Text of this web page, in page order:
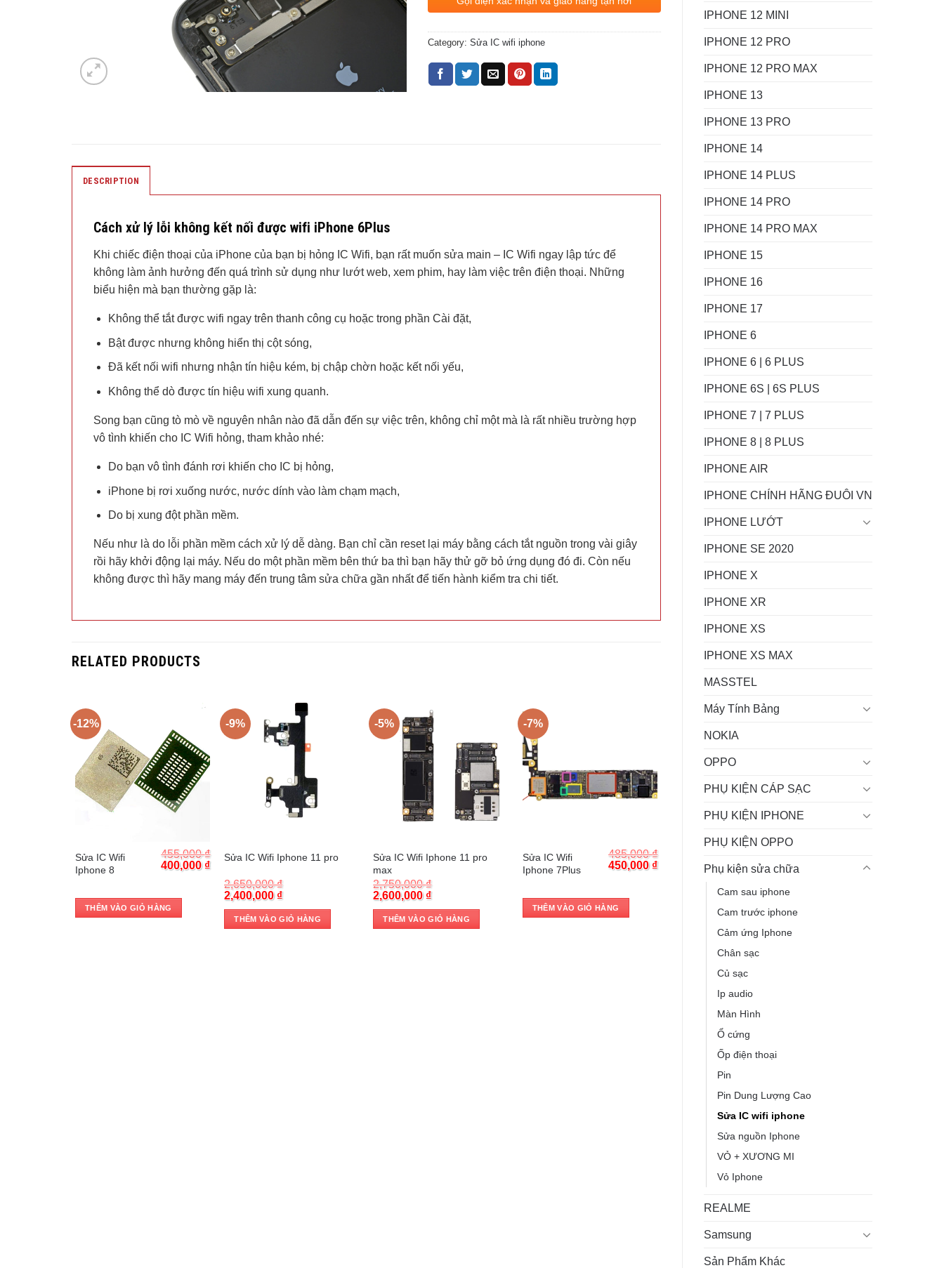
IPHONE 12 MINI
IPHONE 12 PRO
IPHONE 12 PRO MAX
IPHONE 13
IPHONE 13 PRO
IPHONE 14
IPHONE 14 PLUS
IPHONE 14 PRO
IPHONE 14 PRO MAX
IPHONE 15
IPHONE 16
IPHONE 17
IPHONE 6
IPHONE 6 | 6 PLUS
IPHONE 6S | 6S PLUS
IPHONE 7 | 7 PLUS
IPHONE 8 | 8 PLUS
IPHONE AIR
IPHONE CHÍNH HÃNG ĐUÔI VN
IPHONE LƯỚT
IPHONE SE 2020
IPHONE X
IPHONE XR
IPHONE XS
IPHONE XS MAX
MASSTEL
Máy Tính Bảng
NOKIA
OPPO
PHỤ KIỆN CÁP SẠC
PHỤ KIỆN IPHONE
PHỤ KIỆN OPPO
Phụ kiện sửa chữa
Cam sau iphone
Cam trước iphone
Cảm ứng Iphone
Chân sạc
Củ sạc
Ip audio
Màn Hình
Ổ cứng
Ốp điện thoại
Pin
Pin Dung Lượng Cao
Sửa IC wifi iphone
Sửa nguồn Iphone
VỎ + XƯƠNG MI
Vỏ Iphone
REALME
Samsung
Sản Phẩm Khác
Category: Sửa IC wifi iphone
DESCRIPTION
Cách xử lý lỗi không kết nối được wifi iPhone 6Plus
Khi chiếc điện thoại của iPhone của bạn bị hỏng IC Wifi, bạn rất muốn sửa main – IC Wifi ngay lập tức để
không làm ảnh hưởng đến quá trình sử dụng như lướt web, xem phim, hay làm việc trên điện thoại. Những
biểu hiện mà bạn thường gặp là:
Không thể tắt được wifi ngay trên thanh công cụ hoặc trong phần Cài đặt,
Bật được nhưng không hiển thị cột sóng,
Đã kết nối wifi nhưng nhận tín hiệu kém, bị chập chờn hoặc kết nối yếu,
Không thể dò được tín hiệu wifi xung quanh.
Song bạn cũng tò mò về nguyên nhân nào đã dẫn đến sự việc trên, không chỉ một mà là rất nhiều trường hợp
vô tình khiến cho IC Wifi hỏng, tham khảo nhé:
Do bạn vô tình đánh rơi khiến cho IC bị hỏng,
iPhone bị rơi xuống nước, nước dính vào làm chạm mạch,
Do bị xung đột phần mềm.
Nếu như là do lỗi phần mềm cách xử lý dễ dàng. Bạn chỉ cần reset lại máy bằng cách tắt nguồn trong vài giây
rồi hãy khởi động lại máy. Nếu do một phần mềm bên thứ ba thì bạn hãy thử gỡ bỏ ứng dụng đó đi. Còn nếu
không được thì hãy mang máy đến trung tâm sửa chữa gần nhất để tiến hành kiểm tra chi tiết.
RELATED PRODUCTS
-12%
Sửa IC Wifi
Iphone 8
455,000₫
Original
price
455,000 ₫.
400,000 ₫Current
400,000 ₫.
THÊM VÀO GIỎ HÀNG
-9%
Sửa IC Wifi Iphone 11 pro
2,650,000₫
Original
price
was:
2,650,000 ₫.
2,400,000 ₫Current
is:
2,400,000 ₫.
THÊM VÀO GIỎ HÀNG
-5%
Sửa IC Wifi Iphone 11 pro
max
2,750,000₫
Original
price
was:
2,750,000 ₫.
2,600,000 ₫Current
is:
2,600,000 ₫.
THÊM VÀO GIỎ HÀNG
-7%
Sửa IC Wifi
Iphone 7Plus
485,000₫
Original
price
485,000 ₫.
450,000 ₫Current
THÊM VÀO GIỎ HÀNG
Current
price
480,000 ₫.